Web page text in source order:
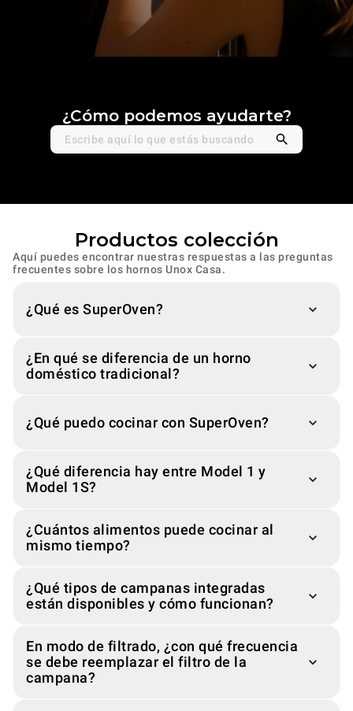
¿Cómo podemos ayudarte?
Productos colección
Aquí puedes encontrar nuestras respuestas a las preguntas
frecuentes sobre los hornos Unox Casa.
¿Qué es SuperOven?
¿En qué se diferencia de un horno
doméstico tradicional?
¿Qué puedo cocinar con SuperOven?
¿Qué diferencia hay entre Model 1 y
Model 1S?
¿Cuántos alimentos puede cocinar al
mismo tiempo?
¿Qué tipos de campanas integradas
están disponibles y cómo funcionan?
En modo de filtrado, ¿con qué frecuencia
se debe reemplazar el filtro de la
campana?